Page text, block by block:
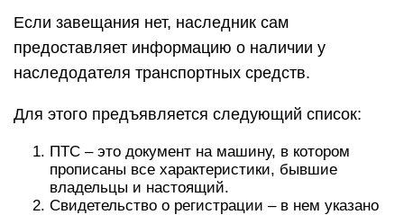
Если завещания нет, наследник сам
предоставляет информацию о наличии у
наследодателя транспортных средств.
Для этого предъявляется следующий список:
ПТС – это документ на машину, в котором
прописаны все характеристики, бывшие
владельцы и настоящий.
Свидетельство о регистрации – в нем указано